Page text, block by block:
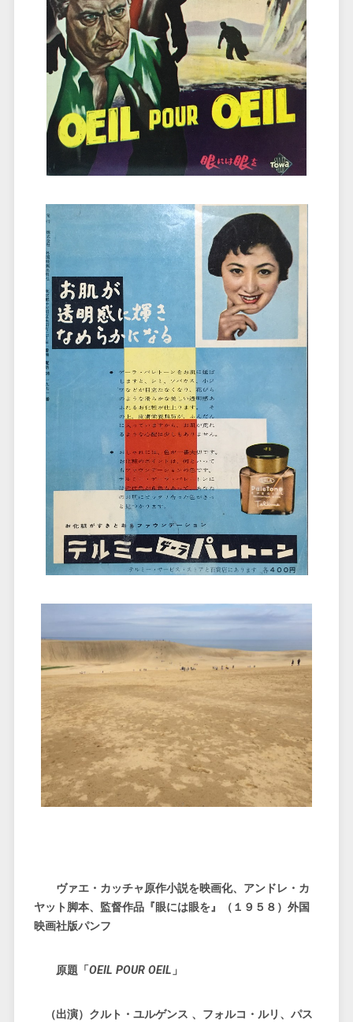
ヴァエ・カッチャ原作小説を映画化、アンドレ・カ
ヤット脚本、監督作品『眼には眼を』（１９５８）外国
映画社版パンフ
原題「 OEIL POUR OEIL 」
（出演）クルト・ユルゲンス 、フォルコ・ルリ、パス